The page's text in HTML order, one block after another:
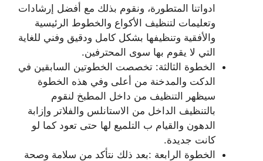
ادواتنا المتطورة، ونقوم بذلك مع أفضل إرشادات
وتعليمات لتنظيف الأكواع والخطوط الرئيسية
والأفقية وتنظيفها بشكل كامل ودقيق وفني للغاية
التي لا يقوم بها سوى المحترفين.
الخطوة الثالثة: تخصصت الخطوتين السابقين في
الدكت والمدخنة من أعلى وفي هذه الخطوة
سيظهر التنظيف من داخل المطبخ لنقوم
بالتنظيف الداخل من الاستانلس والفلاتر وإزابة
الدهون والقيام ب التلميع لها حتى تعود كما لو
كانت جديدة.
الخطوة الرابعة :بعد ذلك نتأكد من سلامة وصحة